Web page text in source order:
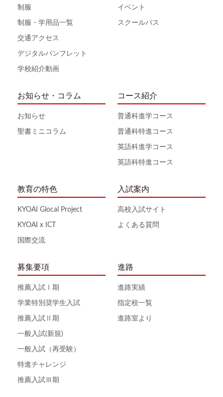
制服
制服・学用品一覧
交通アクセス
デジタルパンフレット
学校紹介動画
イベント
スクールバス
お知らせ・コラム
お知らせ
聖書ミニコラム
コース紹介
普通科進学コース
普通科特進コース
英語科進学コース
英語科特進コース
教育の特色
KYOAI Glocal Project
KYOAI x ICT
国際交流
入試案内
高校入試サイト
よくある質問
募集要項
推薦入試Ⅰ期
学業特別奨学生入試
推薦入試Ⅱ期
一般入試(新規)
一般入試（再受験）
特進チャレンジ
推薦入試Ⅲ期
進路
進路実績
指定校一覧
進路室より